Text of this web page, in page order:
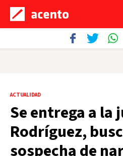
ACTUALIDAD
Se entrega a la
Rodríguez,
sospecha de